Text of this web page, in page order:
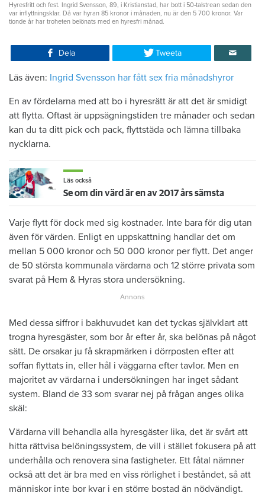
Hyresfritt och fest. Ingrid Svensson, 89, i Kristianstad, har bott i 50-talstrean sedan den
var inflyttningsklar. Då var hyran 85 kronor i månaden, nu är den 5 700 kronor. Var
tionde år har troheten belönats med en hyresfri månad.
Dela Tweeta
Läs även: Ingrid Svensson har fått sex fria månadshyror
En av fördelarna med att bo i hyresrätt är att det är smidigt
att flytta. Oftast är uppsägningstiden tre månader och sedan
kan du ta ditt pick och pack, flyttstäda och lämna tillbaka
nycklarna.
Läs också
Se om din värd är en av 2017 års sämsta
Varje flytt för dock med sig kostnader. Inte bara för dig utan
även för värden. Enligt en uppskattning handlar det om
mellan 5 000 kronor och 50 000 kronor per flytt. Det anger
de 50 största kommunala värdarna och 12 större privata som
svarat på Hem & Hyras stora undersökning.
Med dessa siffror i bakhuvudet kan det tyckas självklart att
trogna hyresgäster, som bor år efter år, ska belönas på något
sätt. De orsakar ju få skrapmärken i dörrposten efter att
soffan flyttats in, eller hål i väggarna efter tavlor. Men en
majoritet av värdarna i undersökningen har inget sådant
system. Bland de 33 som svarar nej på frågan anges olika
skäl:
Värdarna vill behandla alla hyresgäster lika, det är svårt att
hitta rättvisa belöningssystem, de vill i stället fokusera på att
underhålla och renovera sina fastigheter. Ett fåtal nämner
också att det är bra med en viss rörlighet i beståndet, så att
människor inte bor kvar i en större bostad än nödvändigt.